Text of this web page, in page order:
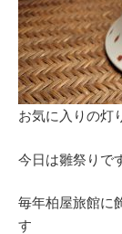
お気に入りの灯
今日は雛祭りで
毎年柏屋旅館に
す